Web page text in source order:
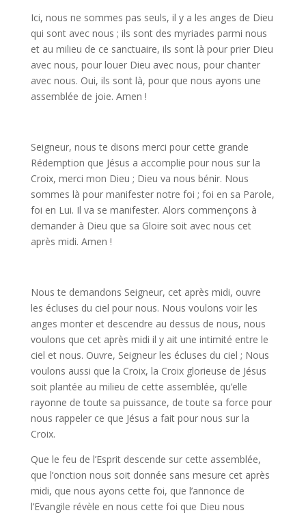
Ici, nous ne sommes pas seuls, il y a les anges de Dieu
qui sont avec nous ; ils sont des myriades parmi nous
et au milieu de ce sanctuaire, ils sont là pour prier Dieu
avec nous, pour louer Dieu avec nous, pour chanter
avec nous. Oui, ils sont là, pour que nous ayons une
assemblée de joie. Amen !
Seigneur, nous te disons merci pour cette grande
Rédemption que Jésus a accomplie pour nous sur la
Croix, merci mon Dieu ; Dieu va nous bénir. Nous
sommes là pour manifester notre foi ; foi en sa Parole,
foi en Lui. Il va se manifester. Alors commençons à
demander à Dieu que sa Gloire soit avec nous cet
après midi. Amen !
Nous te demandons Seigneur, cet après midi, ouvre
les écluses du ciel pour nous. Nous voulons voir les
anges monter et descendre au dessus de nous, nous
voulons que cet après midi il y ait une intimité entre le
ciel et nous. Ouvre, Seigneur les écluses du ciel ; Nous
voulons aussi que la Croix, la Croix glorieuse de Jésus
soit plantée au milieu de cette assemblée, qu’elle
rayonne de toute sa puissance, de toute sa force pour
nous rappeler ce que Jésus a fait pour nous sur la
Croix.
Que le feu de l’Esprit descende sur cette assemblée,
que l’onction nous soit donnée sans mesure cet après
midi, que nous ayons cette foi, que l’annonce de
l’Evangile révèle en nous cette foi que Dieu nous